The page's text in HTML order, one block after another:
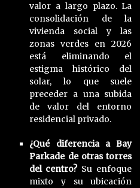
valor a largo plazo. La
consolidación de la
vivienda social y las
zonas verdes en 2026
está eliminando el
estigma histórico del
solar, lo que suele
preceder a una subida
de valor del entorno
residencial privado.
¿Qué diferencia a Bay
Parkade de otras torres
del centro?Su enfoque
mixto y su ubicación